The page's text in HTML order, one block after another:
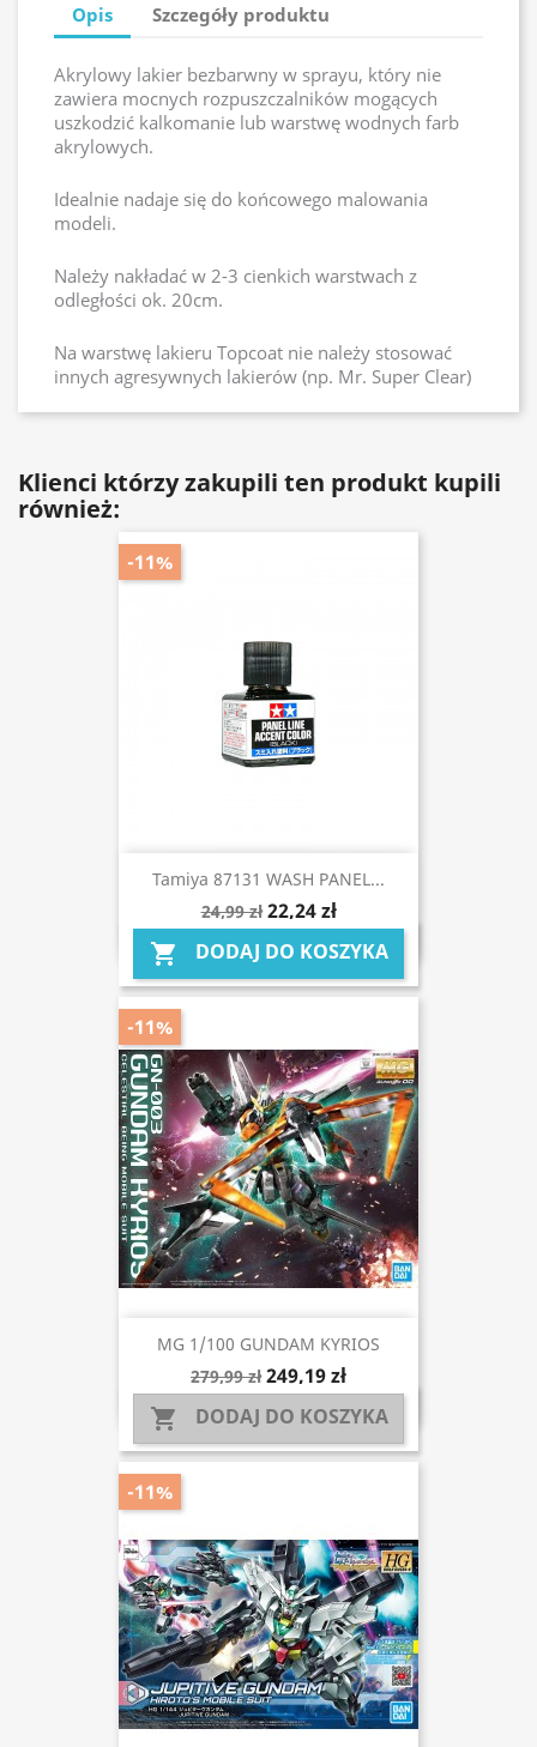
Opis Szczegóły produktu
Akrylowy lakier bezbarwny w sprayu, który nie
zawiera mocnych rozpuszczalników mogących
uszkodzić kalkomanie lub warstwę wodnych farb
akrylowych.
Idealnie nadaje się do końcowego malowania
modeli.
Należy nakładać w 2-3 cienkich warstwach z
odległości ok. 20cm.
Na warstwę lakieru Topcoat nie należy stosować
innych agresywnych lakierów (np. Mr. Super Clear)
Klienci którzy zakupili ten produkt kupili
również:
Tamiya 87131 WASH PANEL...
24,99 zł 22,24 zł
 DODAJ DO KOSZYKA
-11%
MG 1/100 GUNDAM KYRIOS
279,99 zł 249,19 zł
 DODAJ DO KOSZYKA
-11%
-11%